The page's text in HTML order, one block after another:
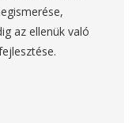
az ellenük való